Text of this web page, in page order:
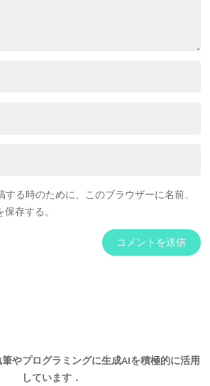
する時のために、このブラウザーに名前、
存する。
やプログラミングに生成AIを積極的に活用
しています．